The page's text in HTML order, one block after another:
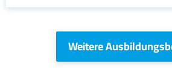
Weitere